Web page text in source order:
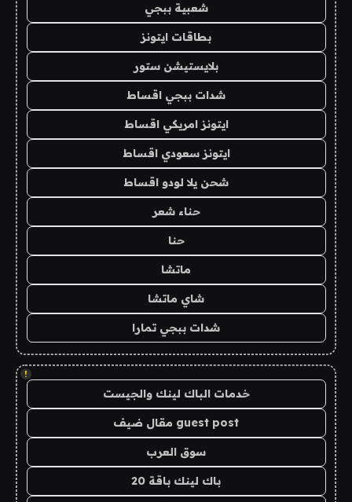
شعبية ببجي
بطاقات ايتونز
بلايستيشن ستور
شدات ببجي اقساط
ايتونز امريكي اقساط
ايتونز سعودي اقساط
شحن يلا لودو اقساط
حناء شعر
حنا
ماتشا
شاي ماتشا
شدات ببجي تمارا
!
خدمات الباك لينك والجيست
guest post مقال ضيف
سوق العرب
باك لينك باقة 20